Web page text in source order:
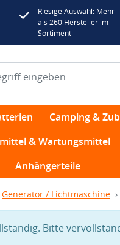
Riesige Auswahl: Mehr
als 260 Hersteller im
Sortiment
Camping &
& Wartungsmittel
Anhängerteile
Generator / Lichtmaschine
Bitte